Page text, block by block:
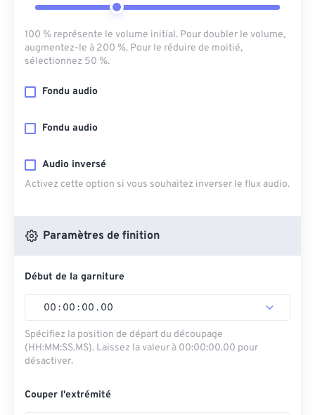
100 % représente le volume initial. Pour doubler le volume,
augmentez-le à 200 %. Pour le réduire de moitié,
sélectionnez 50 %.
Fondu audio
Fondu audio
Audio inversé
Activez cette option si vous souhaitez inverser le flux audio.
Paramètres de finition
Début de la garniture
00 : 00 : 00 . 00
Spécifiez la position de départ du découpage
(HH:MM:SS.MS). Laissez la valeur à 00:00:00.00 pour
désactiver.
Couper l'extrémité